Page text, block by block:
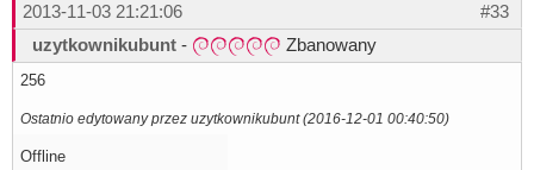
#33
2013-11-03 21:21:06
uzytkownikubunt - Zbanowany
256
Ostatnio edytowany przez uzytkownikubunt (2016-12-01 00:40:50)
Offline